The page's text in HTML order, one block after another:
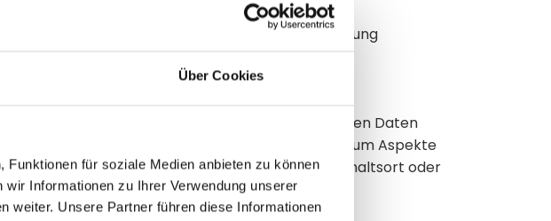
Über Cookies
für soziale Medien anbieten zu können
Informationen zu Ihrer Verwendung unserer
weiter. Unsere Partner führen diese Informationen
Daten mit dem Ziel, ihre künftige Verarbeitung
die darin besteht, dass diese personenbezogenen Daten
Person beziehen, zu bewerten, insbesondere, um Aspekte
Interessen, Zuverlässigkeit, Verhalten, Aufenthaltsort oder